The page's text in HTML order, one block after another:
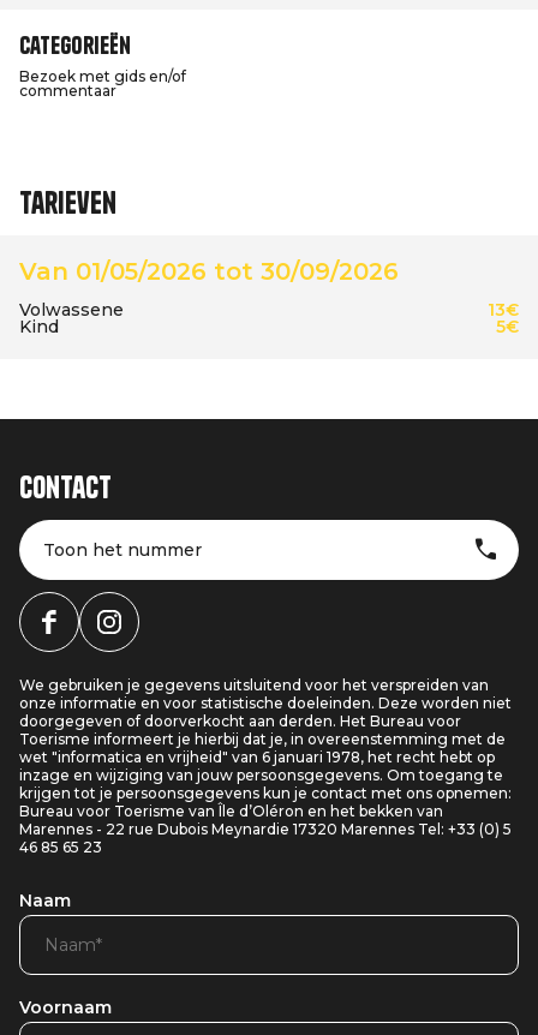
Categorieën
Bezoek met gids en/of
commentaar
Tarieven
Van 01/05/2026 tot 30/09/2026
Volwassene 13€
Kind 5€
Contact
Toon het nummer
We gebruiken je gegevens uitsluitend voor het verspreiden van
onze informatie en voor statistische doeleinden. Deze worden niet
doorgegeven of doorverkocht aan derden. Het Bureau voor
Toerisme informeert je hierbij dat je, in overeenstemming met de
wet "informatica en vrijheid" van 6 januari 1978, het recht hebt op
inzage en wijziging van jouw persoonsgegevens. Om toegang te
krijgen tot je persoonsgegevens kun je contact met ons opnemen:
Bureau voor Toerisme van Île d’Oléron en het bekken van
Marennes - 22 rue Dubois Meynardie 17320 Marennes Tel: +33 (0) 5
46 85 65 23
Naam
Voornaam